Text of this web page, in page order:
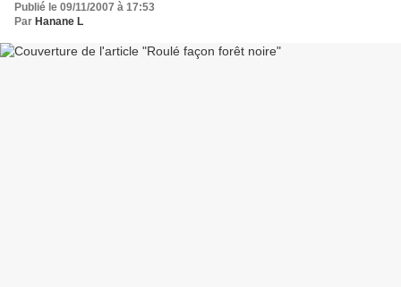
Publié le 09/11/2007 à 17:53
Par Hanane L